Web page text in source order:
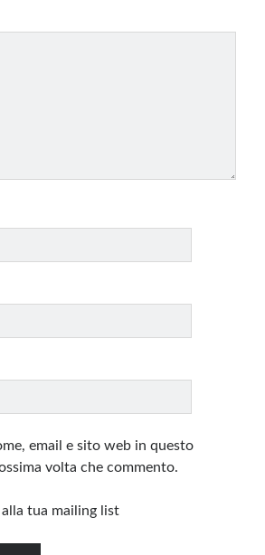
email e sito web in questo
volta che commento.
tua mailing list